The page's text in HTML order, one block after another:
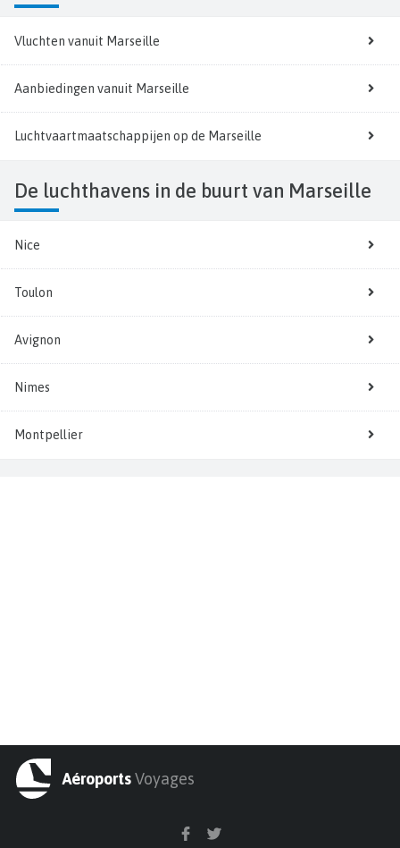
Vluchten vanuit Marseille
Aanbiedingen vanuit Marseille
Luchtvaartmaatschappijen op de Marseille
De luchthavens in de buurt van Marseille
Nice
Toulon
Avignon
Nimes
Montpellier
AéroportsVoyages